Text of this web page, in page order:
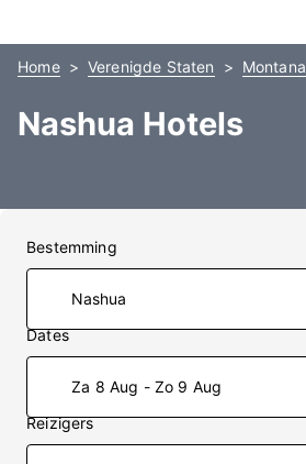
Home Verenigde Staten Montana
Nashua Hotels
Bestemming
Dates
Za 8 Aug - Zo 9 Aug
Reizigers